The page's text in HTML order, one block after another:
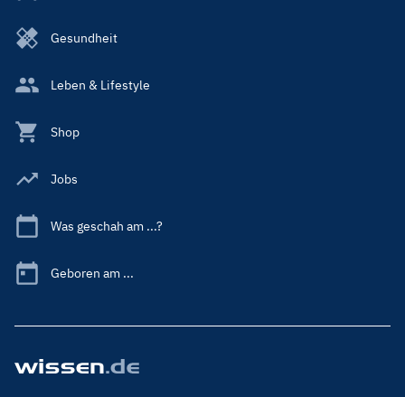
Gesundheit
Leben & Lifestyle
Shop
Jobs
Was geschah am ...?
Geboren am ...